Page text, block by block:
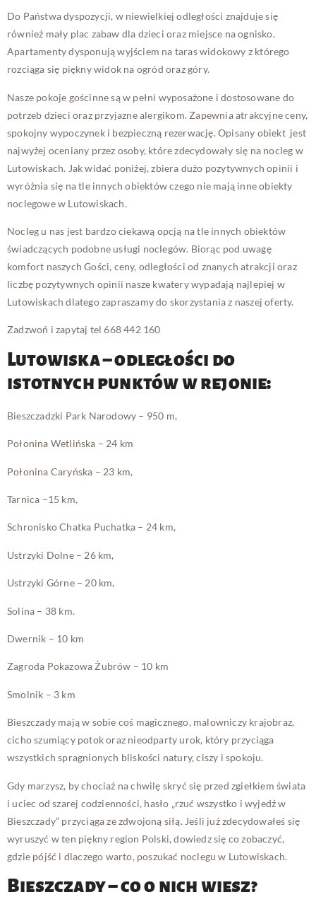
Do Państwa dyspozycji, w niewielkiej odległości znajduje się
również mały plac zabaw dla dzieci oraz miejsce na ognisko.
Apartamenty dysponują wyjściem na taras widokowy z którego
rozciąga się piękny widok na ogród oraz góry.
Nasze pokoje gościnne są w pełni wyposażone i dostosowane do
potrzeb dzieci oraz przyjazne alergikom. Zapewnia atrakcyjne ceny,
spokojny wypoczynek i bezpieczną rezerwację. Opisany obiekt jest
najwyżej oceniany przez osoby, które zdecydowały się na nocleg w
Lutowiskach. Jak widać poniżej, zbiera dużo pozytywnych opinii i
wyróżnia się na tle innych obiektów czego nie mają inne obiekty
noclegowe w Lutowiskach.
Nocleg u nas jest bardzo ciekawą opcją na tle innych obiektów
świadczących podobne usługi noclegów. Biorąc pod uwagę
komfort naszych Gości, ceny, odległości od znanych atrakcji oraz
liczbę pozytywnych opinii nasze kwatery wypadają najlepiej w
Lutowiskach dlatego zapraszamy do skorzystania z naszej oferty.
Zadzwoń i zapytaj tel 668 442 160
Lutowiska – odległości do
istotnych punktów w rejonie:
Bieszczadzki Park Narodowy – 950 m,
Połonina Wetlińska – 24 km
Połonina Caryńska – 23 km,
Tarnica –15 km,
Schronisko Chatka Puchatka – 24 km,
Ustrzyki Dolne – 26 km,
Ustrzyki Górne – 20 km,
Solina – 38 km.
Dwernik – 10 km
Zagroda Pokazowa Żubrów – 10 km
Smolnik – 3 km
Bieszczady mają w sobie coś magicznego, malowniczy krajobraz,
cicho szumiący potok oraz nieodparty urok, który przyciąga
wszystkich spragnionych bliskości natury, ciszy i spokoju.
Gdy marzysz, by chociaż na chwilę skryć się przed zgiełkiem świata
i uciec od szarej codzienności, hasło „rzuć wszystko i wyjedź w
Bieszczady” przyciąga ze zdwojoną siłą. Jeśli już zdecydowałeś się
wyruszyć w ten piękny region Polski, dowiedz się co zobaczyć,
gdzie pójść i dlaczego warto, poszukać noclegu w Lutowiskach.
Bieszczady – co o nich wiesz?